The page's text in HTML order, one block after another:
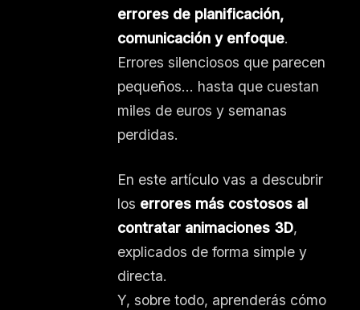
errores de planificación,
comunicación y enfoque.
Errores silenciosos que parecen
pequeños… hasta que cuestan
miles de euros y semanas
perdidas.
En este artículo vas a descubrir
los errores más costosos al
contratar animaciones 3D,
explicados de forma simple y
directa.
Y, sobre todo, aprenderás cómo